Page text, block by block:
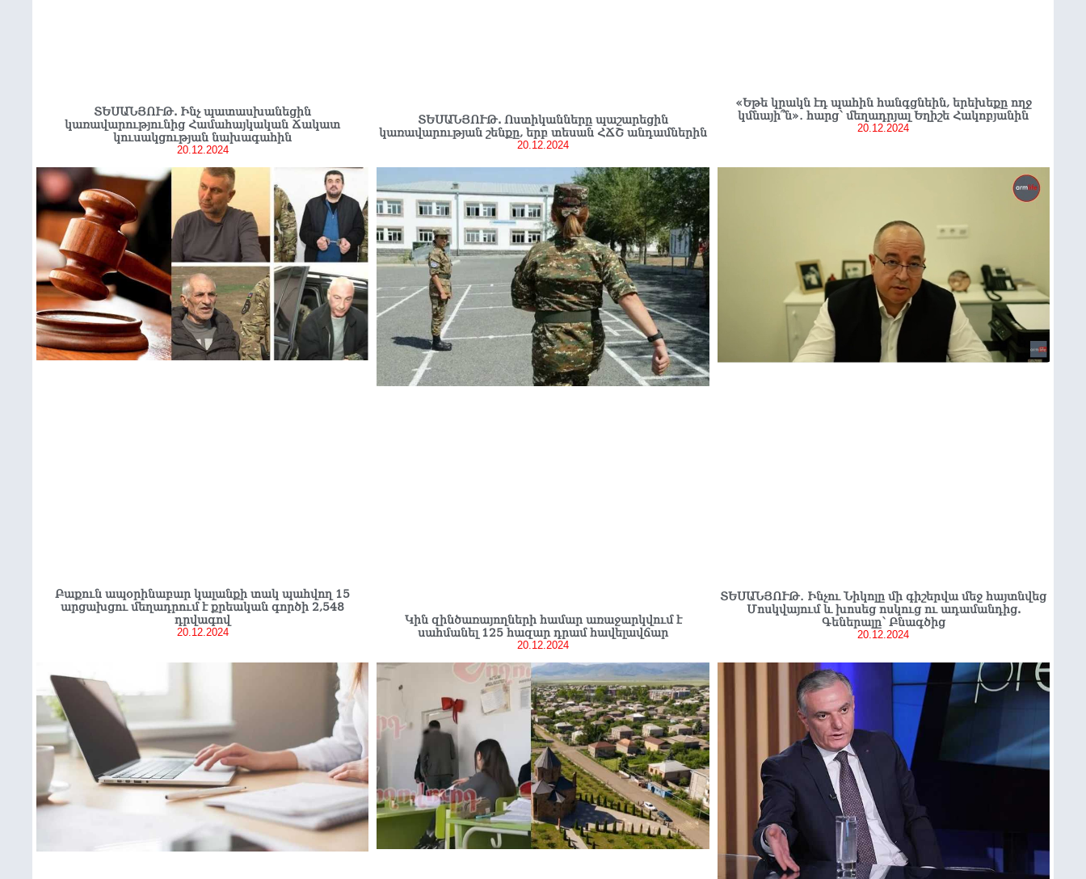
ՏԵՍԱՆՅՈՒԹ. Ինչ պատասխանեցին
կառավարությունից Համահայկական Ճակատ
կուսակցության նախագահին
20.12.2024
ՏԵՍԱՆՅՈՒԹ. Ոստիկանները պաշարեցին
կառավարության շենքը, երբ տեսան ՀՃՇ անդամներին
20.12.2024
«Եթե կրակն էդ պահին հանգցնեին, երեխեքը ողջ
կմնայի՞ն»․ հարց՝ մեղադրյալ Եղիշե Հակոբյանին
20.12.2024
Բաքուն ապօրինաբար կալանքի տակ պահվող 15
արցախցու մեղադրում է քրեական գործի 2,548
դրվագով
20.12.2024
Կին զինծառայողների համար առաջարկվում է
սահմանել 125 հազար դրամ հավելավճար
20.12.2024
ՏԵՍԱՆՅՈՒԹ․ Ինչու Նիկոլը մի գիշերվա մեջ հայտնվեց
Մոսկվայում և խոսեց ոսկուց ու ադամանդից.
Գեներալը՝ Բնագծից
20.12.2024